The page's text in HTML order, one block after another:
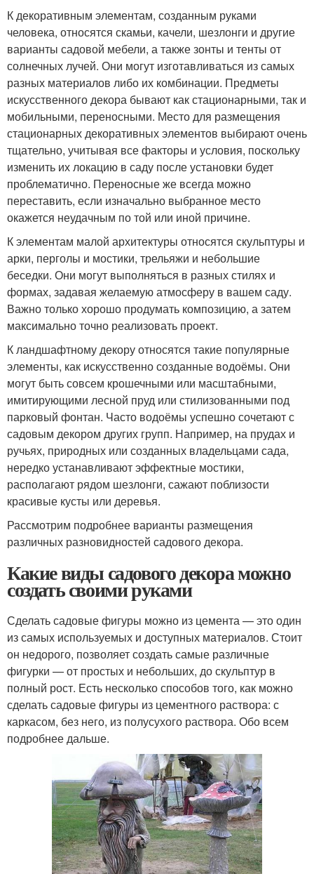
К декоративным элементам, созданным руками
человека, относятся скамьи, качели, шезлонги и другие
варианты садовой мебели, а также зонты и тенты от
солнечных лучей. Они могут изготавливаться из самых
разных материалов либо их комбинации. Предметы
искусственного декора бывают как стационарными, так и
мобильными, переносными. Место для размещения
стационарных декоративных элементов выбирают очень
тщательно, учитывая все факторы и условия, поскольку
изменить их локацию в саду после установки будет
проблематично. Переносные же всегда можно
переставить, если изначально выбранное место
окажется неудачным по той или иной причине.
К элементам малой архитектуры относятся скульптуры и
арки, перголы и мостики, трельяжи и небольшие
беседки. Они могут выполняться в разных стилях и
формах, задавая желаемую атмосферу в вашем саду.
Важно только хорошо продумать композицию, а затем
максимально точно реализовать проект.
К ландшафтному декору относятся такие популярные
элементы, как искусственно созданные водоёмы. Они
могут быть совсем крошечными или масштабными,
имитирующими лесной пруд или стилизованными под
парковый фонтан. Часто водоёмы успешно сочетают с
садовым декором других групп. Например, на прудах и
ручьях, природных или созданных владельцами сада,
нередко устанавливают эффектные мостики,
располагают рядом шезлонги, сажают поблизости
красивые кусты или деревья.
Рассмотрим подробнее варианты размещения
различных разновидностей садового декора.
Какие виды садового декора можно
создать своими руками
Сделать садовые фигуры можно из цемента — это один
из самых используемых и доступных материалов. Стоит
он недорого, позволяет создать самые различные
фигурки — от простых и небольших, до скульптур в
полный рост. Есть несколько способов того, как можно
сделать садовые фигуры из цементного раствора: с
каркасом, без него, из полусухого раствора. Обо всем
подробнее дальше.